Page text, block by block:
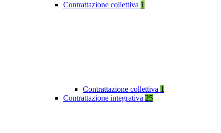
Contrattazione collettiva 1
Contrattazione collettiva 1
Contrattazione integrativa 25